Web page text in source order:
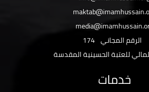
الرقم المجاني 174
للعتبة الحسينية المقدسة
خدمات